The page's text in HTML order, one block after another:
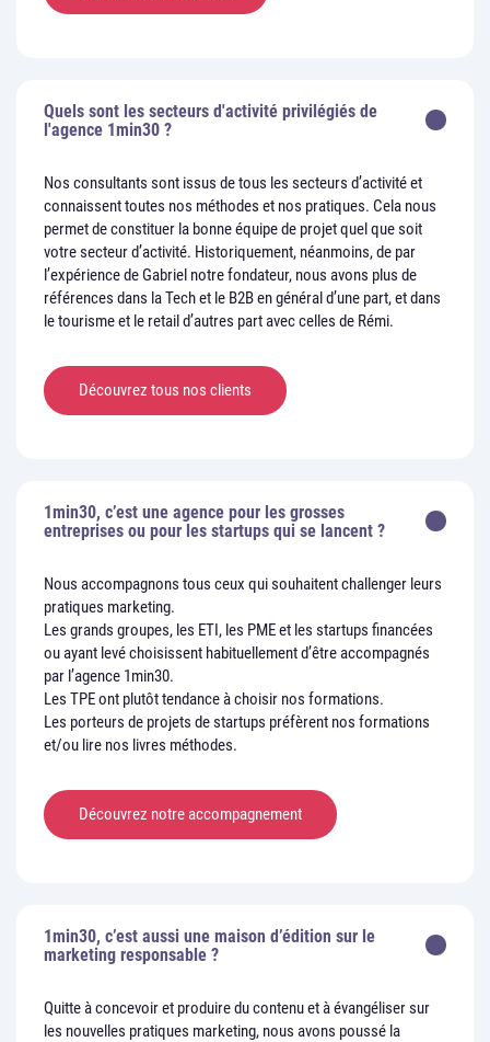
Quels sont les secteurs d'activité privilégiés de
l'agence 1min30 ?
Nos consultants sont issus de tous les secteurs d’activité et
connaissent toutes nos méthodes et nos pratiques. Cela nous
permet de constituer la bonne équipe de projet quel que soit
votre secteur d’activité. Historiquement, néanmoins, de par
l’expérience de Gabriel notre fondateur, nous avons plus de
références dans la Tech et le B2B en général d’une part, et dans
le tourisme et le retail d’autres part avec celles de Rémi.
Découvrez tous nos clients
1min30, c’est une agence pour les grosses
entreprises ou pour les startups qui se lancent ?
Nous accompagnons tous ceux qui souhaitent challenger leurs
pratiques marketing.
Les grands groupes, les ETI, les PME et les startups financées
ou ayant levé choisissent habituellement d’être accompagnés
par l’agence 1min30.
Les TPE ont plutôt tendance à choisir nos formations.
Les porteurs de projets de startups préfèrent nos formations
et/ou lire nos livres méthodes.
Découvrez notre accompagnement
1min30, c’est aussi une maison d’édition sur le
marketing responsable ?
Quitte à concevoir et produire du contenu et à évangéliser sur
les nouvelles pratiques marketing, nous avons poussé la